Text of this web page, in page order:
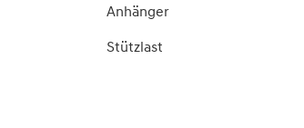
Anhänger
Stützlast